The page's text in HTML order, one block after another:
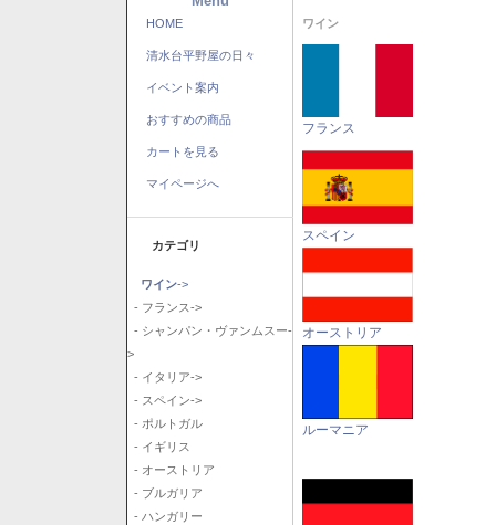
HOME
清水台平野屋の日々
イベント案内
おすすめの商品
カートを見る
マイページへ
カテゴリ
ワイン->
- フランス->
- シャンパン・ヴァンムスー-
>
- イタリア->
- スペイン->
- ポルトガル
- イギリス
- オーストリア
- ブルガリア
- ハンガリー
ワイン
フランス
スペイン
オーストリア
ルーマニア